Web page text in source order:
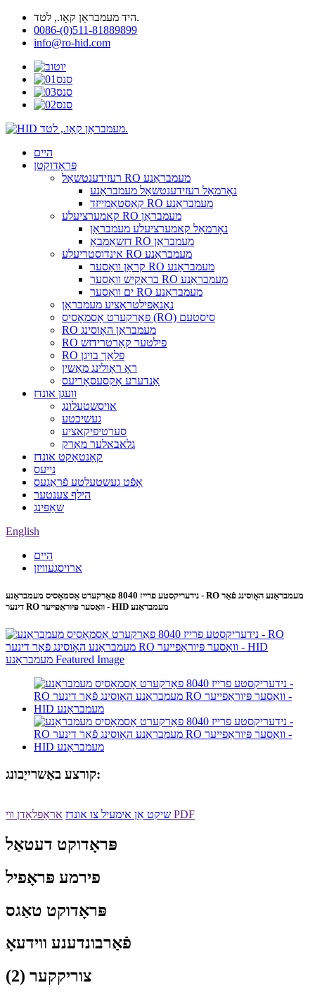
היד מעמבראַן קאָו., לטד.
0086-(0)511-81889899
info@ro-hid.com
היים
פּראָדוקטן
רעזידענטשאַל RO מעמבראַנע
נאָרמאַל רעזידענטשאַל מעמבראַנע
קאַסטאַמייזד RO מעמבראַנע
קאמערציעלע RO מעמבראַן
נאָרמאַל קאמערציעלע מעמבראַן
דזשאַמבאָ RO מעמבראַן
אינדוסטריעלע RO מעמבראַנע
קראַן וואַסער RO מעמבראַנע
בראַקיש וואַסער RO מעמבראַנע
ים וואַסער RO מעמבראַנע
נאַנאָפילטראַציע מעמבראַן
פאַרקערט אָסמאָסיס (RO) סיסטעם
RO מעמבראַן האָוסינג
RO פילטער קאַרטרידזש
RO פלאַך בויגן
ראָ ראָולינג מאַשין
אַנדערע אַקסעסאָריעס
וועגן אונדז
אויסשטעלונג
געשיכטע
סערטיפיקאציע
גלאבאלער מאַרק
קאָנטאַקט אונדז
נייעס
אָפֿט געשטעלטע פֿראַגעס
הילף צענטער
שאַפּינג
English
היים
ארויסגעוויזן
נידעריקסטע פרייז 8040 פאַרקערט אָסמאָסיס מעמבראַנע - RO מעמבראַנע האָוסינג פֿאַר
דינער RO וואַסער פּיוראַפייער - HID מעמבראַנע
קורצע באַשרייַבונג:
שיקט אַן אימעיל צו אונדז אראָפּלאָדן ווי PDF
פּראָדוקט דעטאַל
פירמע פּראָפיל
פּראָדוקט טאַגס
פֿאַרבונדענע ווידעאָ
צוריקקער (2)